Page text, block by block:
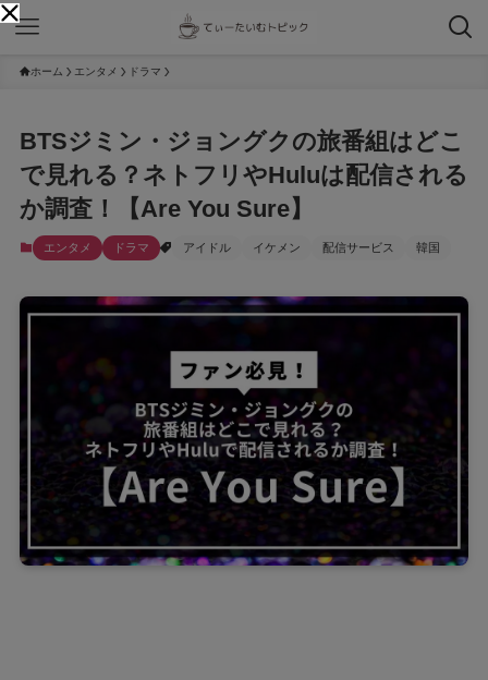
ホーム エンタメ ドラマ
BTSジミン・ジョングクの旅番組はどこ
で見れる？ネトフリやHuluは配信される
か調査！【Are You Sure】
エンタメ ドラマ アイドル イケメン 配信サービス 韓国